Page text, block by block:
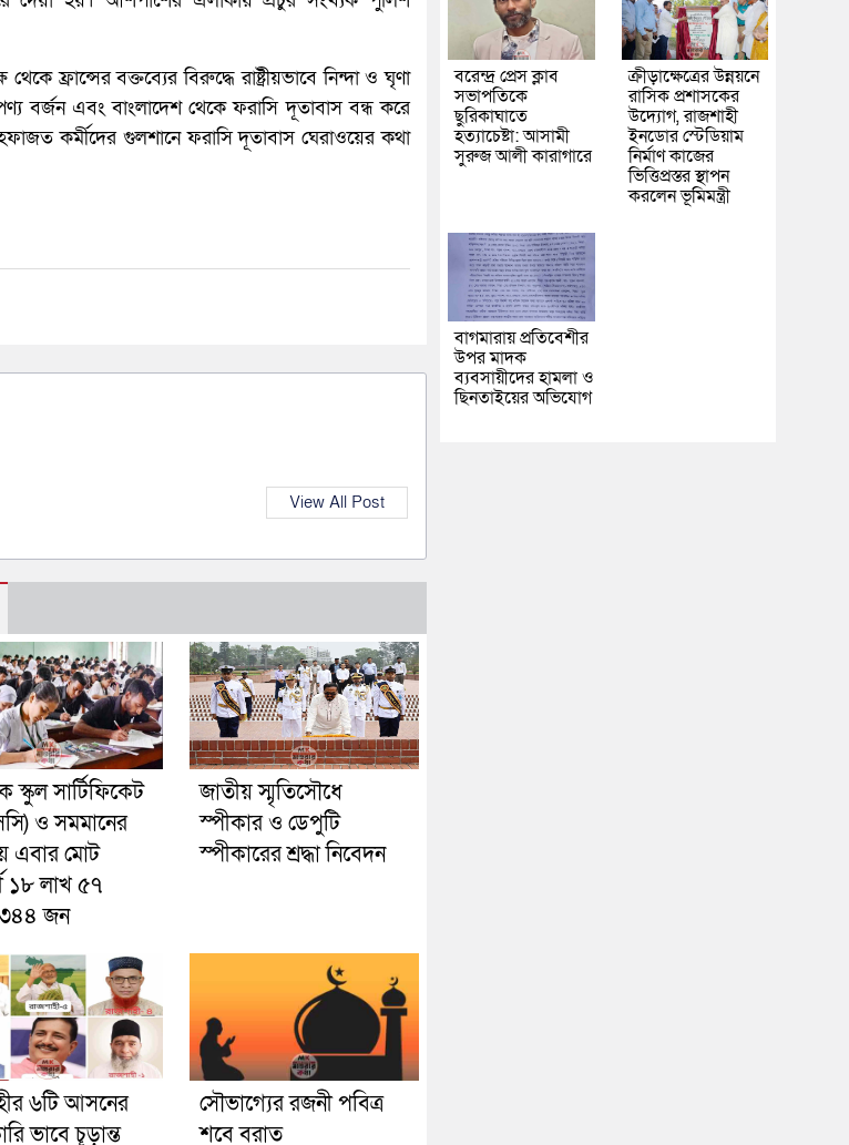
ফ্রান্সের বক্তব্যের বিরুদ্ধে রাষ্ট্রীয়ভাবে নিন্দা ও ঘৃণা
বর্জন এবং বাংলাদেশ থেকে ফরাসি দূতাবাস বন্ধ করে
কর্মীদের গুলশানে ফরাসি দূতাবাস ঘেরাওয়ের কথা
View All Post
স্কুল সার্টিফিকেট
ও সমমানের
এবার মোট
১৮ লাখ ৫৭
৩৪৪ জন
জাতীয় স্মৃতিসৌধে
স্পীকার ও ডেপুটি
স্পীকারের শ্রদ্ধা নিবেদন
৬টি আসনের
ভাবে চূড়ান্ত
সৌভাগ্যের রজনী পবিত্র
শবে বরাত
বরেন্দ্র প্রেস ক্লাব
সভাপতিকে
ছুরিকাঘাতে
হত্যাচেষ্টা: আসামী
সুরুজ আলী কারাগারে
ক্রীড়াক্ষেত্রের উন্নয়নে
রাসিক প্রশাসকের
উদ্যোগ, রাজশাহী
ইনডোর স্টেডিয়াম
নির্মাণ কাজের
ভিত্তিপ্রস্তর স্থাপন
করলেন ভূমিমন্ত্রী
বাগমারায় প্রতিবেশীর
উপর মাদক
ব্যবসায়ীদের হামলা ও
ছিনতাইয়ের অভিযোগ